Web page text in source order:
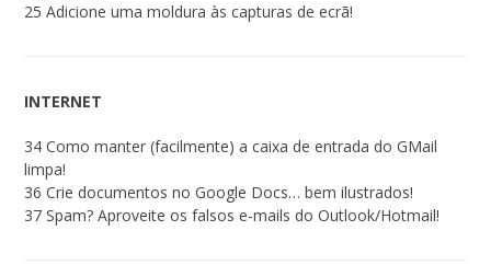
25 Adicione uma moldura às capturas de ecrã!
INTERNET
34 Como manter (facilmente) a caixa de entrada do GMail
limpa!
36 Crie documentos no Google Docs… bem ilustrados!
37 Spam? Aproveite os falsos e-mails do Outlook/Hotmail!